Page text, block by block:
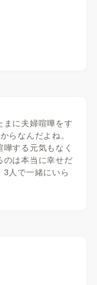
に夫婦喧嘩をす
らなんだよね。
する元気もなく
のは本当に幸せだ
3人で一緒にいら